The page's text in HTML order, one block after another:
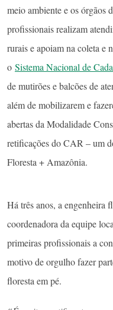
meio ambiente e os órgãos
profissionais realizam
rurais e apoiam na coleta e
o Sistema Nacional de
de mutirões e balcões de
além de mobilizarem e
abertas da Modalidade
retificações do CAR – um
Floresta + Amazônia.
Há três anos, a engenheira
coordenadora da equipe
primeiras profissionais a
motivo de orgulho fazer
floresta em pé.